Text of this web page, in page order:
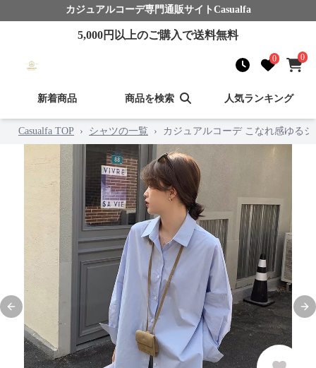
カジュアルコーデ専門通販サイト Casualfa
5,000円以上のご購入で送料無料
0 0
新着商品 商品を検索 人気ランキング
Casualfa TOP › シャツの一覧 › カジュアルコーデ こなれ感ゆる
Previous slide